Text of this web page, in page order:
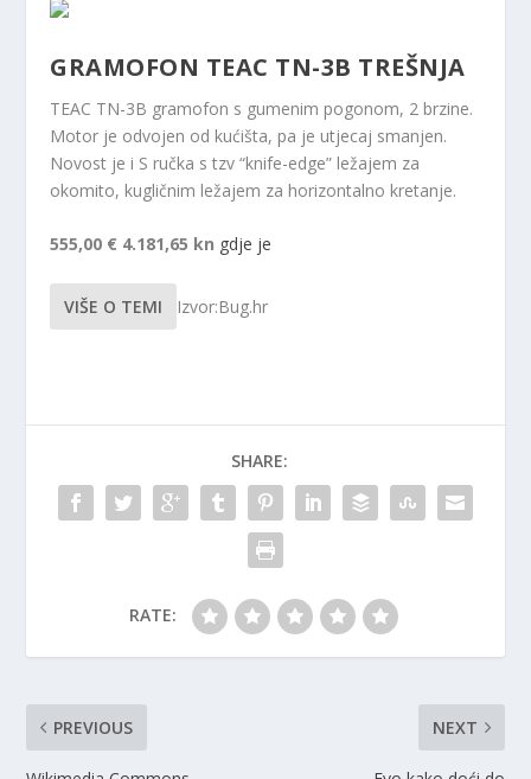
GRAMOFON TEAC TN-3B TREŠNJA
TEAC TN-3B gramofon s gumenim pogonom, 2 brzine.
Motor je odvojen od kućišta, pa je utjecaj smanjen.
Novost je i S ručka s tzv “knife-edge” ležajem za
okomito, kugličnim ležajem za horizontalno kretanje.
555,00 € 4.181,65 kn gdje je
VIŠE O TEMI Izvor:Bug.hr
SHARE:
RATE:
PREVIOUS NEXT